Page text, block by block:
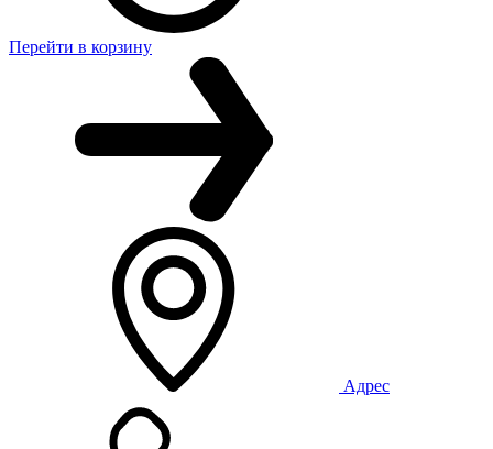
Перейти в корзину
Адрес